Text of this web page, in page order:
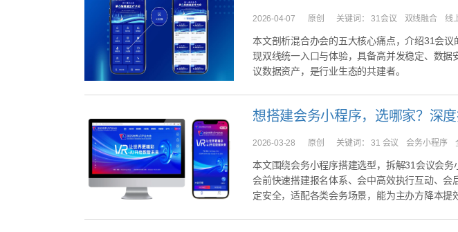
2026-04-07 原创 关键词：31会议 双线融合 线
本文剖析混合办会的五大核心痛点，介绍31会议
现双线统一入口与体验，具备高并发稳定、数据
议数据资产，是行业生态的共建者。
2026-03-28 原创 关键词：31 会议 会务小程序
本文围绕会务小程序搭建选型，拆解31会议会
会前快速搭建报名体系、会中高效执行互动、会
定安全，适配各类会务场景，能为主办方降本提